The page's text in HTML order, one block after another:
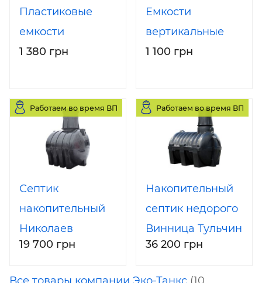
Пластиковые
емкости
1 380 грн
Емкости
вертикальные
1 100 грн
Работаем во время ВП
Септик
накопительный
Николаев
Первомайск
19 700 грн
Работаем во время ВП
Накопительный
септик недорого
Винница Тульчин
36 200 грн